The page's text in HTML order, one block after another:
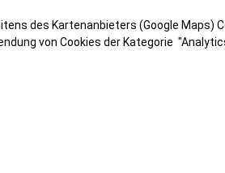
des Kartenanbieters (Google Maps)
von Cookies der Kategorie